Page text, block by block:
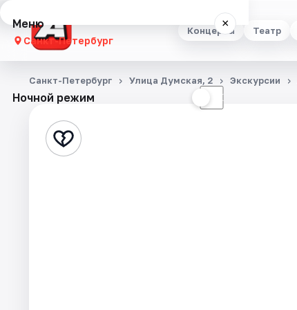
Концерты Театр
Меню ×
Санкт-Петербург
Концерты
Стендап
Ночной режим ☾
Санкт-Петербург Улица Думская, 2 Экскурсии